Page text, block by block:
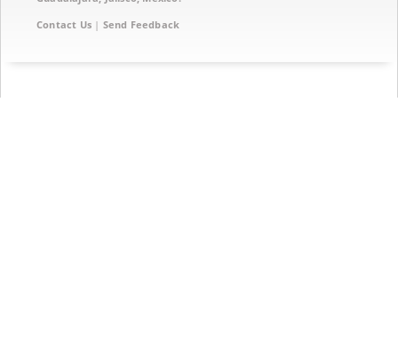
Contact Us | Send Feedback